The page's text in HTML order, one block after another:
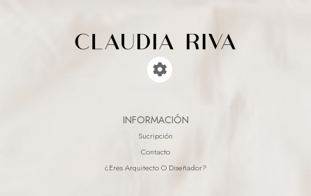
INFORMACIÓN
Sucripción
Contacto
¿eres Arquitecto O Diseñador?